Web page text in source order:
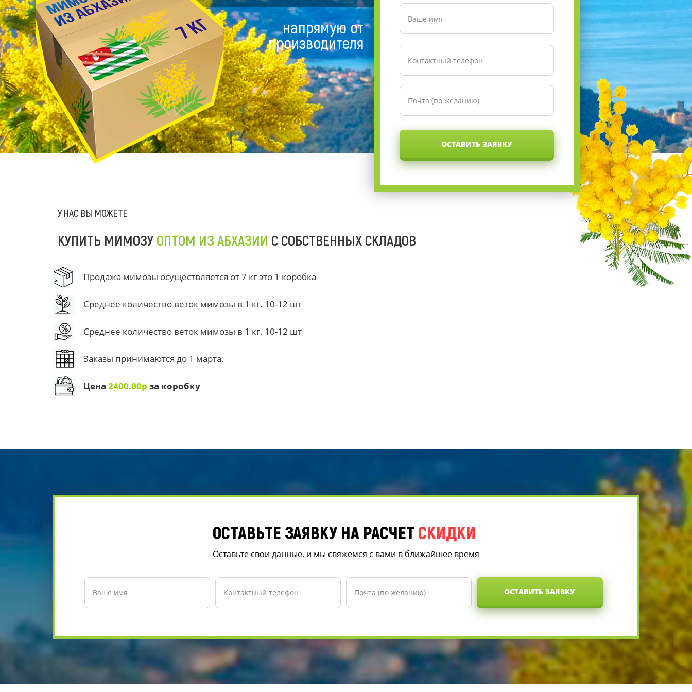
ОСТАВИТЬ ЗАЯВКУ
напрямую от
производителя
У НАС ВЫ МОЖЕТЕ
КУПИТЬ МИМОЗУ ОПТОМ ИЗ АБХАЗИИ С СОБСТВЕННЫХ СКЛАДОВ
Продажа мимозы осуществляется от 7 кг это 1 коробка
Среднее количество веток мимозы в 1 кг. 10-12 шт
Среднее количество веток мимозы в 1 кг. 10-12 шт
Заказы принимаются до 1 марта.
Цена 2400.00р за коробку
ОСТАВЬТЕ ЗАЯВКУ НА РАСЧЕТ СКИДКИ
Оставьте свои данные, и мы свяжемся с вами в ближайшее время
ОСТАВИТЬ ЗАЯВКУ